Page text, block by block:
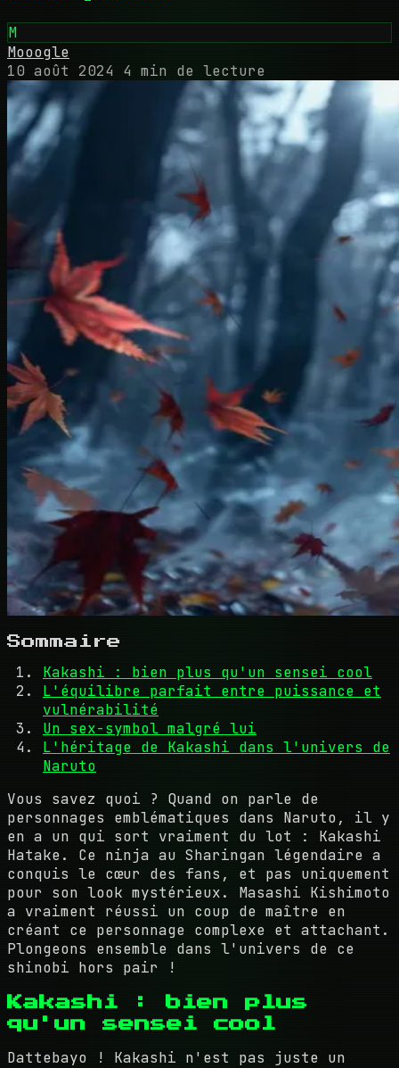
M
Mooogle
10 août 2024
4 min de lecture
Sommaire
Kakashi : bien plus qu'un sensei cool
L'équilibre parfait entre puissance et
vulnérabilité
Un sex-symbol malgré lui
L'héritage de Kakashi dans l'univers de
Naruto
Vous savez quoi ? Quand on parle de
personnages emblématiques dans Naruto, il y
en a un qui sort vraiment du lot : Kakashi
Hatake. Ce ninja au Sharingan légendaire a
conquis le cœur des fans, et pas uniquement
pour son look mystérieux. Masashi Kishimoto
a vraiment réussi un coup de maître en
créant ce personnage complexe et attachant.
Plongeons ensemble dans l'univers de ce
shinobi hors pair !
Kakashi : bien plus
qu'un sensei cool
Dattebayo ! Kakashi n'est pas juste un